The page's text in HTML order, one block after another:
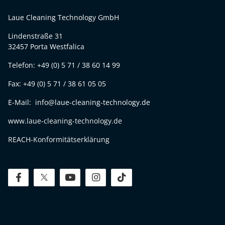
Laue Cleaning Technology GmbH
Lindenstraße 31
32457 Porta Westfalica
Telefon: +49 (0) 5 71 / 38 60 14 99
Fax: +49 (0) 5 71 / 38 61 05 05
E-Mail: info@laue-cleaning-technology.de
www.laue-cleaning-technology.de
REACH-Konformitätserklärung
facebooktwitteryoutube instagram